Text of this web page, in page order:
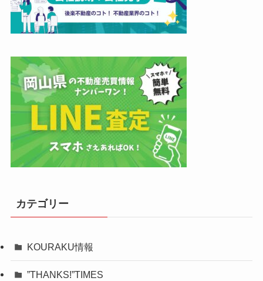
カテゴリー
KOURAKU情報
”THANKS!”TIMES